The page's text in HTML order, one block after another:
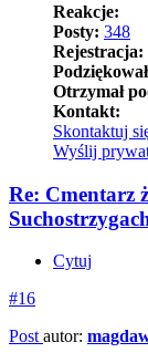
Reakcje:
Posty: 348
Rejestracja:
Otrzymał
Kontakt:
Skontaktuj
Wyślij
Re: Cmentarz
Cytuj
#16
Post autor: